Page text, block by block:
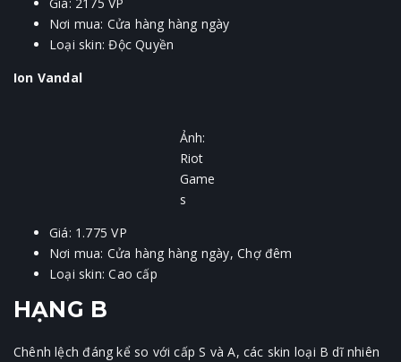
Nơi mua: Cửa hàng hàng ngày
Loại skin: Độc Quyền
Ion Vandal
Ảnh:
Riot
Game
s
Giá: 1.775 VP
Nơi mua: Cửa hàng hàng ngày, Chợ đêm
Loại skin: Cao cấp
HẠNG B
Chênh lệch đáng kể so với cấp S và A, các skin loại B dĩ nhiên